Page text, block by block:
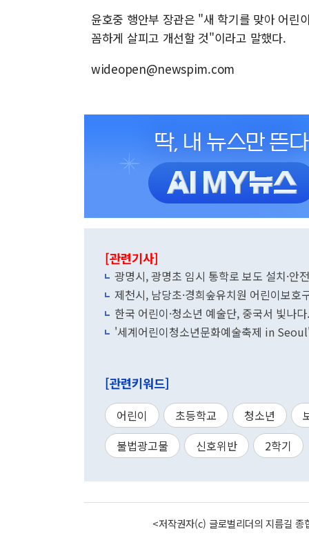
윤호중 행안부 장관은 "새 학기를 맞아 어린
꼼하게 살피고 개선할 것"이라고 말했다.
wideopen@newspim.com
[관련기사]
광명시, 광명초 임시 통학로 보도 설치·안
제천시, 남당초·경희숲유치원 어린이보
한국 어린이·청소년 예술단, 중국서 빛나
'세계어린이청소년문화예술축제 in
[관련키워드]
어린이 초등학교 청소년
불법광고물
신호위반 2학기
<저작권자(c) 글로벌리더의 지름길